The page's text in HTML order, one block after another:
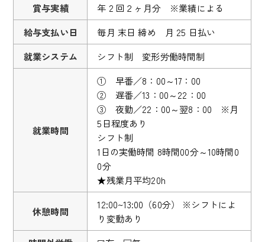
賞与実績
年 2 回２ヶ月分 ※業績による
給与支払い日
毎月 末日 締め 月 25 日払い
就業システム
シフト制 変形労働時間制
就業時間
① 早番／8：00～17：00
② 遅番／13：00～22：00
③ 夜勤／22：00～翌8：00 ※月
5日程度あり
シフト制
1日の実働時間 8時間00分～10時間0
0分
★残業月平均20h
休憩時間
12:00~13:00（60分） ※シフトによ
り変動あり